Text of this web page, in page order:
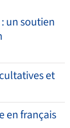
un soutien
et
en français